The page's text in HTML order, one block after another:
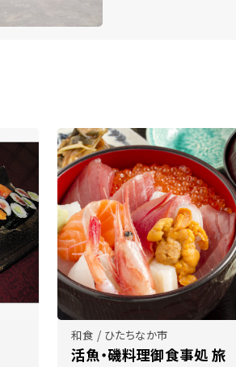
和食 / ひたちなか市
活魚・磯料理御食事処 旅